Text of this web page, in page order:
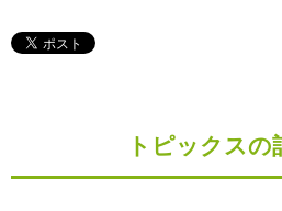
トピックスの